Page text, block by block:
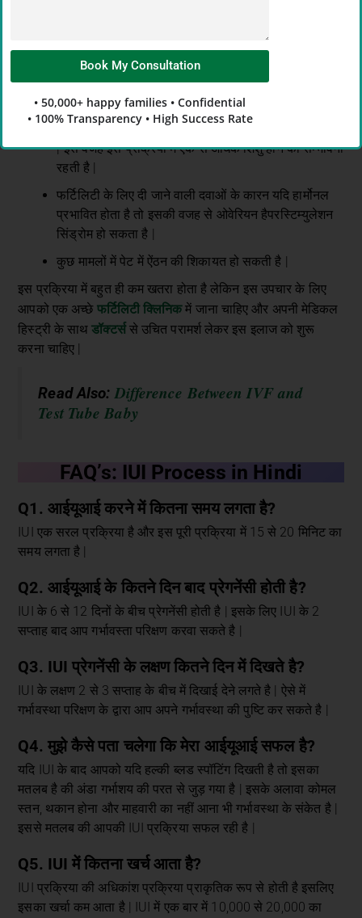
है |
आईयूआई के नुकसान (IUI Disadvantages)
इसमें ओव्यूलेशन के लिए दवाएं दी जाती है जिससे एक से अधिक
अंडे उत्सर्जित होते है जिसकी वजह से अधिक अंडे रिलीज होते है
| इस वजह इस प्रक्रिया में एक से अधिक शिशु होने की सम्भावना
रहती है |
फर्टिलिटी के लिए दी जाने वाली दवाओं के कारन यदि हार्मोनल
प्रभावित होता है तो इसकी वजह से ओवेरियन हैपरस्टिम्युलेशन
सिंड्रोम हो सकता है |
कुछ मामलों में पेट में ऐंठन की शिकायत हो सकती है |
इस प्रक्रिया में बहुत ही कम खतरा होता है लेकिन इस उपचार के लिए
आपको एक अच्छे फर्टिलिटी क्लिनिकमें जाना चाहिए और अपनी मेडिकल
हिस्ट्री के साथडॉक्टर्ससे उचित परामर्श लेकर इस इलाज को शुरू
करना चाहिए |
Read Also:Difference Between IVF and
Test Tube Baby
FAQ’s: IUI Process in Hindi
Q1. आईयूआई करने में कितना समय लगता है?
IUI एक सरल प्रक्रिया है और इस पूरी प्रक्रिया में 15 से 20 मिनिट का
समय लगता है |
Q2. आईयूआई के कितने दिन बाद प्रेगनेंसी होती है?
IUI के 6 से 12 दिनों के बीच प्रेगनेंसी होती है | इसके लिए IUI के 2
सप्ताह बाद आप गर्भावस्ता परिक्षण करवा सकते है |
Q3. IUI प्रेगनेंसी के लक्षण कितने दिन में दिखते है?
IUI के लक्षण 2 से 3 सप्ताह के बीच में दिखाई देने लगते है | ऐसे में
गर्भावस्था परिक्षण के द्वारा आप अपने गर्भावस्था की पुष्टि कर सकते है |
Q4. मुझे कैसे पता चलेगा कि मेरा आईयूआई सफल है?
यदि IUI के बाद आपको यदि हल्की ब्लड स्पॉटिंग दिखती है तो इसका
मतलब है की अंडा गर्भाशय की परत से जुड़ गया है | इसके अलावा कोमल
स्तन, थकान होना और माहवारी का नहीं आना भी गर्भावस्था के संकेत है |
इससे मतलब की आपकी IUI प्रक्रिया सफल रही है |
Q5. IUI में कितना खर्च आता है?
IUI प्रक्रिया की अधिकांश प्रक्रिया प्राकृतिक रूप से होती है इसलिए
इसका खर्चा कम आता है | IUI में एक बार में 10,000 से 20,000 का
Book My Consultation
• 50,000+ happy families • Confidential
• 100% Transparency • High Success Rate